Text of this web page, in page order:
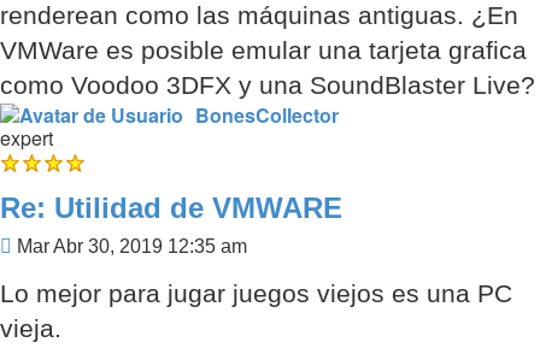
renderean como las máquinas antiguas. ¿En
VMWare es posible emular una tarjeta grafica
como Voodoo 3DFX y una SoundBlaster Live?
BonesCollector
expert
Re: Utilidad de VMWARE
Mensaje
Mar Abr 30, 2019 12:35 am
Lo mejor para jugar juegos viejos es una PC
vieja.